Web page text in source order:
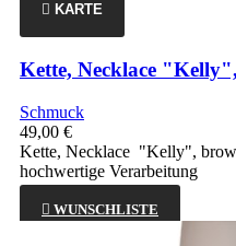
 KARTE
Kette, Necklace
Schmuck
49,00 €
Kette, Necklace "Kelly",
hochwertige Verarbeitung
 WUNSCHLISTE